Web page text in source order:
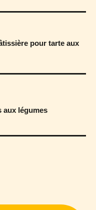
pour tarte aux
aux légumes